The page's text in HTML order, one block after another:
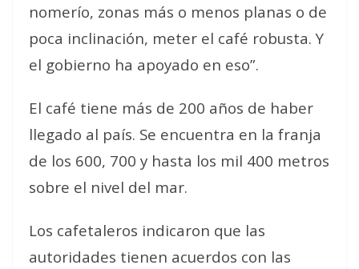
nomerío, zonas más o menos planas o de
poca inclinación, meter el café robusta. Y
el gobierno ha apoyado en eso”.
El café tiene más de 200 años de haber
llegado al país. Se encuentra en la franja
de los 600, 700 y hasta los mil 400 metros
sobre el nivel del mar.
Los cafetaleros indicaron que las
autoridades tienen acuerdos con las